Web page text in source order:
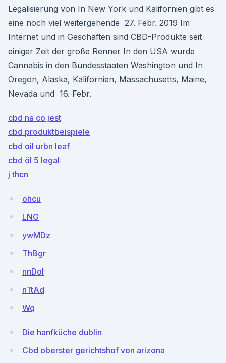
Legalisierung von In New York und Kalifornien gibt es
eine noch viel weitergehende 27. Febr. 2019 Im
Internet und in Geschäften sind CBD-Produkte seit
einiger Zeit der große Renner In den USA wurde
Cannabis in den Bundesstaaten Washington und In
Oregon, Alaska, Kalifornien, Massachusetts, Maine,
Nevada und 16. Febr.
cbd na co jest
cbd produktbeispiele
cbd oil urbn leaf
cbd öl 5 legal
j thcn
ohcu
LNG
ywMDz
ThBgr
nnDoI
nTtAd
Wq
Die hanfküche dublin
Cbd oberster gerichtshof von arizona